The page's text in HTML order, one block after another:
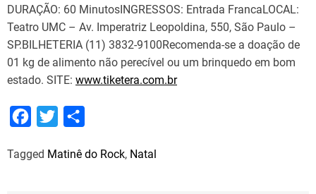
DURAÇÃO: 60 MinutosINGRESSOS: Entrada FrancaLOCAL:
Teatro UMC – Av. Imperatriz Leopoldina, 550, São Paulo –
SP.BILHETERIA (11) 3832-9100Recomenda-se a doação de
01 kg de alimento não perecível ou um brinquedo em bom
estado. SITE: www.tiketera.com.br
c
i
a
Tagged Matinê do Rock, Natal